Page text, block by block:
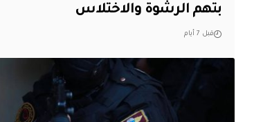
بتهم الرشوة والاختلاس
قبل 7 أيام